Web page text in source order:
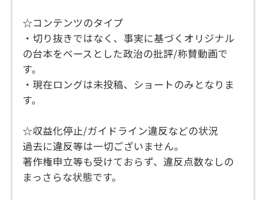
☆コンテンツのタイプ
・切り抜きではなく、事実に基づくオリジナル
の台本をベースとした政治の批評/称賛動画で
す。
・現在ロングは未投稿、ショートのみとなりま
す。
☆収益化停止/ガイドライン違反などの状況
過去に違反等は一切ございません。
著作権申立等も受けておらず、違反点数なしの
まっさらな状態です。